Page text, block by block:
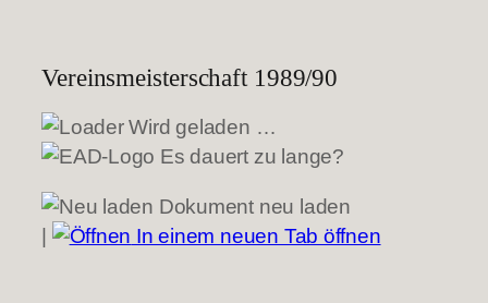
Vereinsmeisterschaft 1989/90
Wird geladen …
Es dauert zu lange?
Dokument neu laden
|
In einem neuen Tab öffnen